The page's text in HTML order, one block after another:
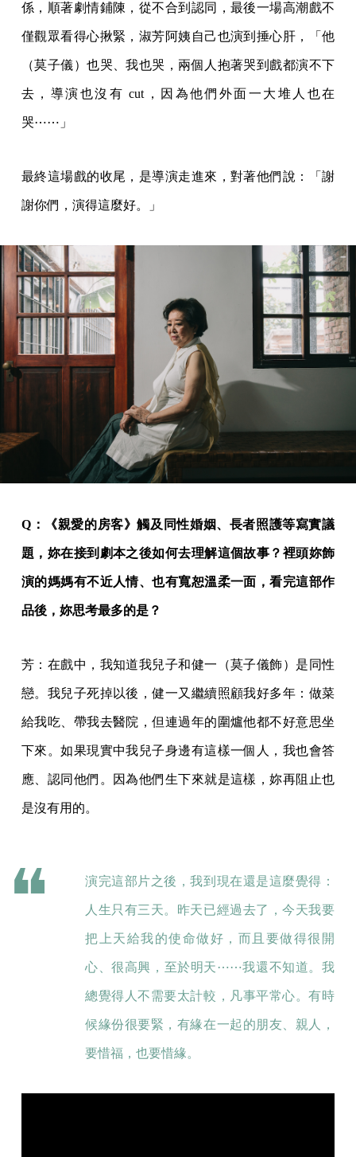
係，順著劇情鋪陳，從不合到認同，最後一場高潮戲不
僅觀眾看得心揪緊，淑芳阿姨自己也演到捶心肝，「他
（莫子儀）也哭、我也哭，兩個人抱著哭到戲都演不下
去，導演也沒有 cut，因為他們外面一大堆人也在
哭⋯⋯」
最終這場戲的收尾，是導演走進來，對著他們說：「謝
謝你們，演得這麼好。」
Q：《親愛的房客》觸及同性婚姻、長者照護等寫實議
題，妳在接到劇本之後如何去理解這個故事？裡頭妳飾
演的媽媽有不近人情、也有寬恕溫柔一面，看完這部作
品後，妳思考最多的是？
芳：在戲中，我知道我兒子和健一（莫子儀飾）是同性
戀。我兒子死掉以後，健一又繼續照顧我好多年：做菜
給我吃、帶我去醫院，但連過年的圍爐他都不好意思坐
下來。如果現實中我兒子身邊有這樣一個人，我也會答
應、認同他們。因為他們生下來就是這樣，妳再阻止也
是沒有用的。
演完這部片之後，我到現在還是這麼覺得：
人生只有三天。昨天已經過去了，今天我要
把上天給我的使命做好，而且要做得很開
心、很高興，至於明天⋯⋯我還不知道。我
總覺得人不需要太計較，凡事平常心。有時
候緣份很要緊，有緣在一起的朋友、親人，
要惜福，也要惜緣。